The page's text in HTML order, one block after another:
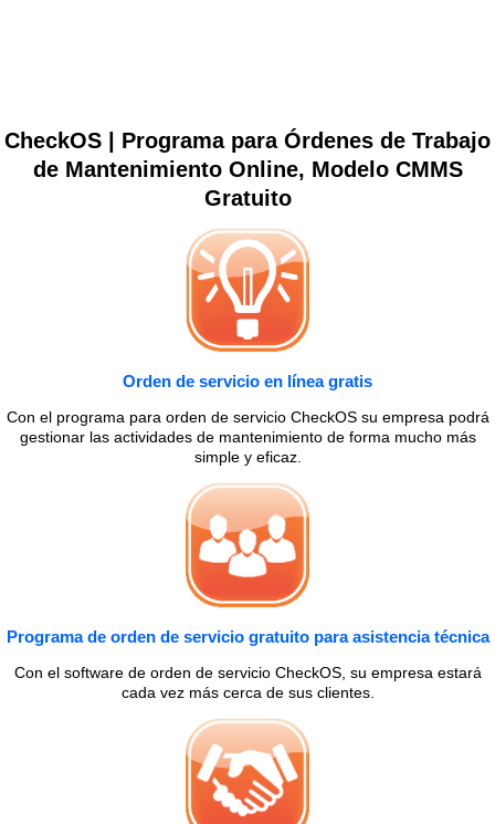
CheckOS | Programa para Órdenes de Trabajo
de Mantenimiento Online, Modelo CMMS
Gratuito
Orden de servicio en línea gratis
Con el programa para orden de servicio CheckOS su empresa podrá
gestionar las actividades de mantenimiento de forma mucho más
simple y eficaz.
Programa de orden de servicio gratuito para asistencia técnica
Con el software de orden de servicio CheckOS, su empresa estará
cada vez más cerca de sus clientes.